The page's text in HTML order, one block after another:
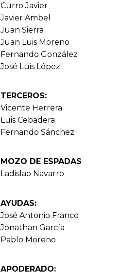
Curro Javier
Javier Ambel
Juan Sierra
Juan Luis Moreno
Fernando González
José Luis López
TERCEROS:
Vicente Herrera
Luis Cebadera
Fernando Sánchez
MOZO DE ESPADAS
Ladislao Navarro
AYUDAS:
José Antonio Franco
Jonathan García
Pablo Moreno
APODERADO: